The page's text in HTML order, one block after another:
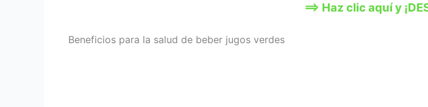
==> Haz clic aquí y
Beneficios para la salud de beber jugos verdes